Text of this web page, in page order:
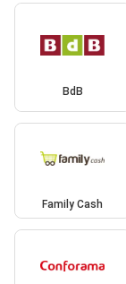
BdB
Family Cash